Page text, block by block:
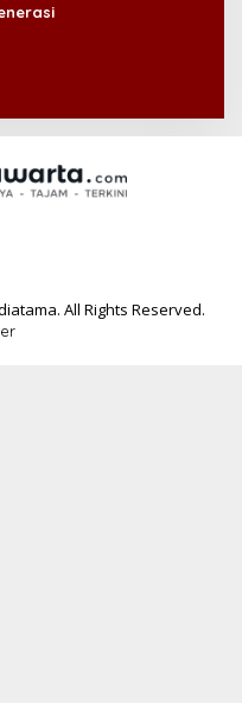
All Rights Reserved.